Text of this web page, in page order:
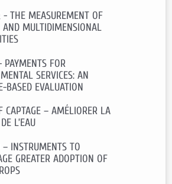
SALLES Jean-Michel
Web:http://invacost.fr/
ONEMA/AFB (Agence
pour la Biodiversité)
Durée:
Contact: COURTOIS Pierre
- THE MEASUREMENT OF
AND MULTIDIMENSIONAL
: ANR (Agence
de la Recherche)ANR-16-
0005
:Brice MAGDALOU
PAYMENTS FOR
SERVICES: AN
BASED EVALUATION
ANR (Agence
de la Recherche)
2016 – 2020
SUBERVIE Julie
CAPTAGE – AMÉLIORER LA
L’EAU
110 000 € FEDER-FSE
Roussillon 2014-2020
– INSTRUMENTS TO
GREATER ADOPTION OF